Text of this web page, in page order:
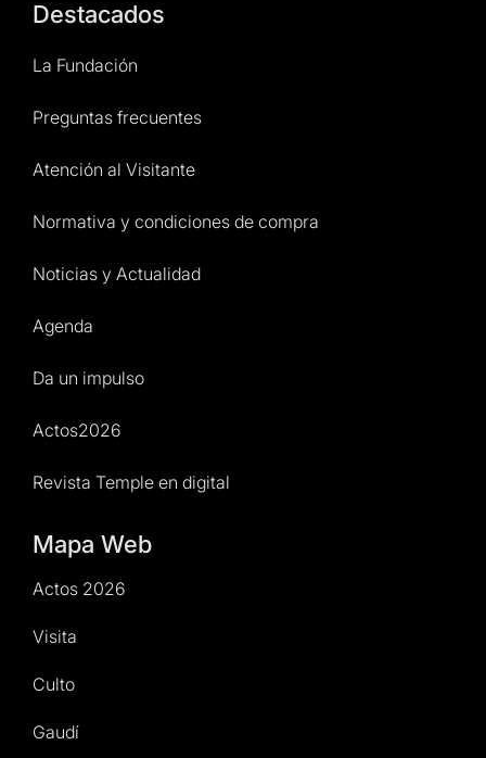
Destacados
La Fundación
Preguntas frecuentes
Atención al Visitante
Normativa y condiciones de compra
Noticias y Actualidad
Agenda
Da un impulso
Actos2026
Revista Temple en digital
Mapa Web
Actos 2026
Visita
Culto
Gaudí